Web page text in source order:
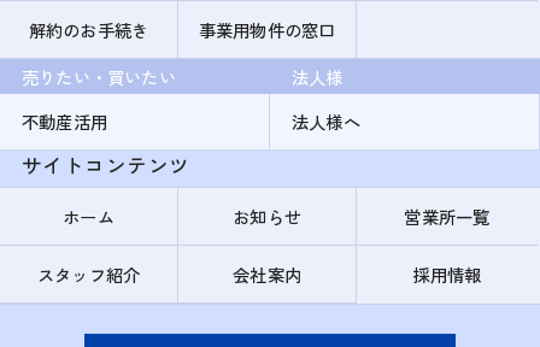
解約のお手続き
事業用物件の窓口
売りたい・買いたい
不動産活用
法人様
法人様へ
サイトコンテンツ
ホーム お知らせ 営業所一覧
スタッフ紹介 会社案内 採用情報